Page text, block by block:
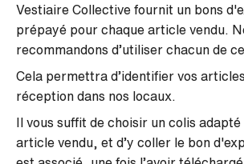
Vestiaire Collective fournit un bons
prépayé pour chaque article vendu.
recommandons d’utiliser chacun de
Cela permettra d’identifier vos
réception dans nos locaux.
Il vous suffit de choisir un colis
article vendu, et d’y coller le bon